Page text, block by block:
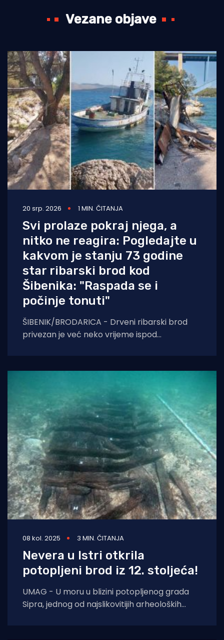
Vezane objave
20 srp. 2026 1 MIN. ČITANJA
Svi prolaze pokraj njega, a
nitko ne reagira: Pogledajte u
kakvom je stanju 73 godine
star ribarski brod kod
Šibenika: "Raspada se i
počinje tonuti"
ŠIBENIK/BRODARICA - Drveni ribarski brod
privezan je već neko vrijeme ispod
08 kol. 2025 3 MIN. ČITANJA
Nevera u Istri otkrila
potopljeni brod iz 12. stoljeća!
UMAG - U moru u blizini potopljenog grada
Sipra, jednog od najslikovitijih arheoloških